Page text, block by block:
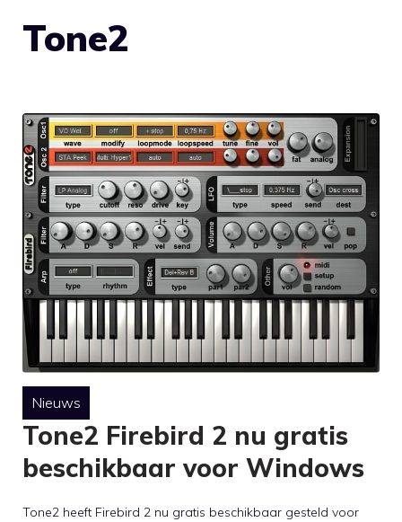
Tone2
Nieuws
Tone2 Firebird 2 nu gratis
beschikbaar voor Windows
Tone2 heeft Firebird 2 nu gratis beschikbaar gesteld voor